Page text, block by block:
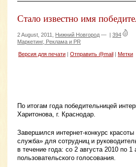
Стало известно имя
2 August, 2011, Нижний Новгород — | 394
Маркетинг, Реклама и PR
Версия для печати Отправить @mail Метки
По итогам года победительницей
Харитонова, г. Краснодар.
Завершился интернет-конкурс
служба» для сотрудниц и
в течение года: со 2 августа 2010 по
пользовательского голосования.